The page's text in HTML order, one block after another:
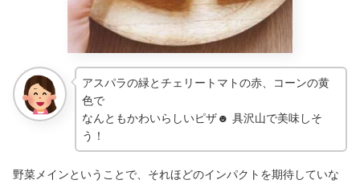
アスパラの緑とチェリートマトの赤、コーンの黄
色で
なんともかわいらしいピザ☻ 具沢山で美味しそ
う！
野菜メインということで、それほどのインパクトを期待していな